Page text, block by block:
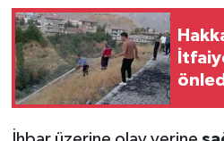
SPOR
TARİH
TEKNOLOJİ